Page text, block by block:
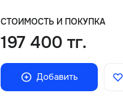
СТОИМОСТЬ И ПОКУПКА
197 400 тг.
Добавить